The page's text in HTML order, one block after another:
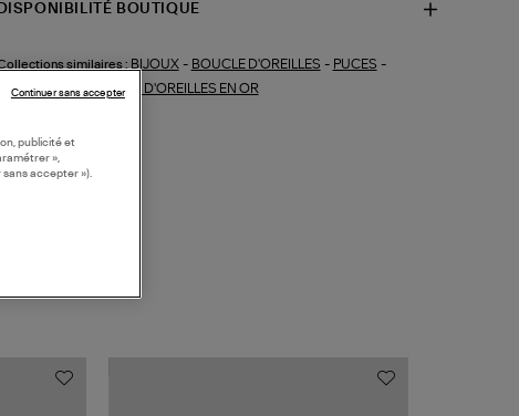
DISPONIBILITÉ BOUTIQUE
similaires : BIJOUX- BOUCLE D'OREILLES - PUCES -
DIAMANTS-BOUCLES D'OREILLES EN OR
publicité et
»,
accepter »).
Continuer sans accepter